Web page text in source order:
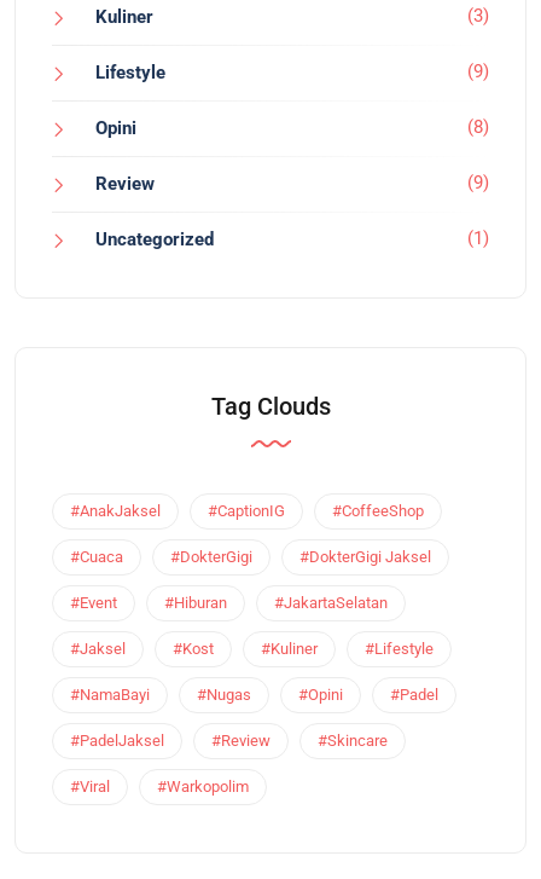
Kuliner (3)
Lifestyle (9)
Opini (8)
Review (9)
Uncategorized (1)
Tag Clouds
#AnakJaksel #CaptionIG #CoffeeShop
#Cuaca #DokterGigi #DokterGigi Jaksel
#Event #Hiburan #JakartaSelatan
#Jaksel #Kost #Kuliner #Lifestyle
#NamaBayi #Nugas #Opini #Padel
#PadelJaksel #Review #Skincare
#Viral #Warkopolim